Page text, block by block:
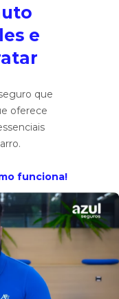
e
que
oferece
funciona!